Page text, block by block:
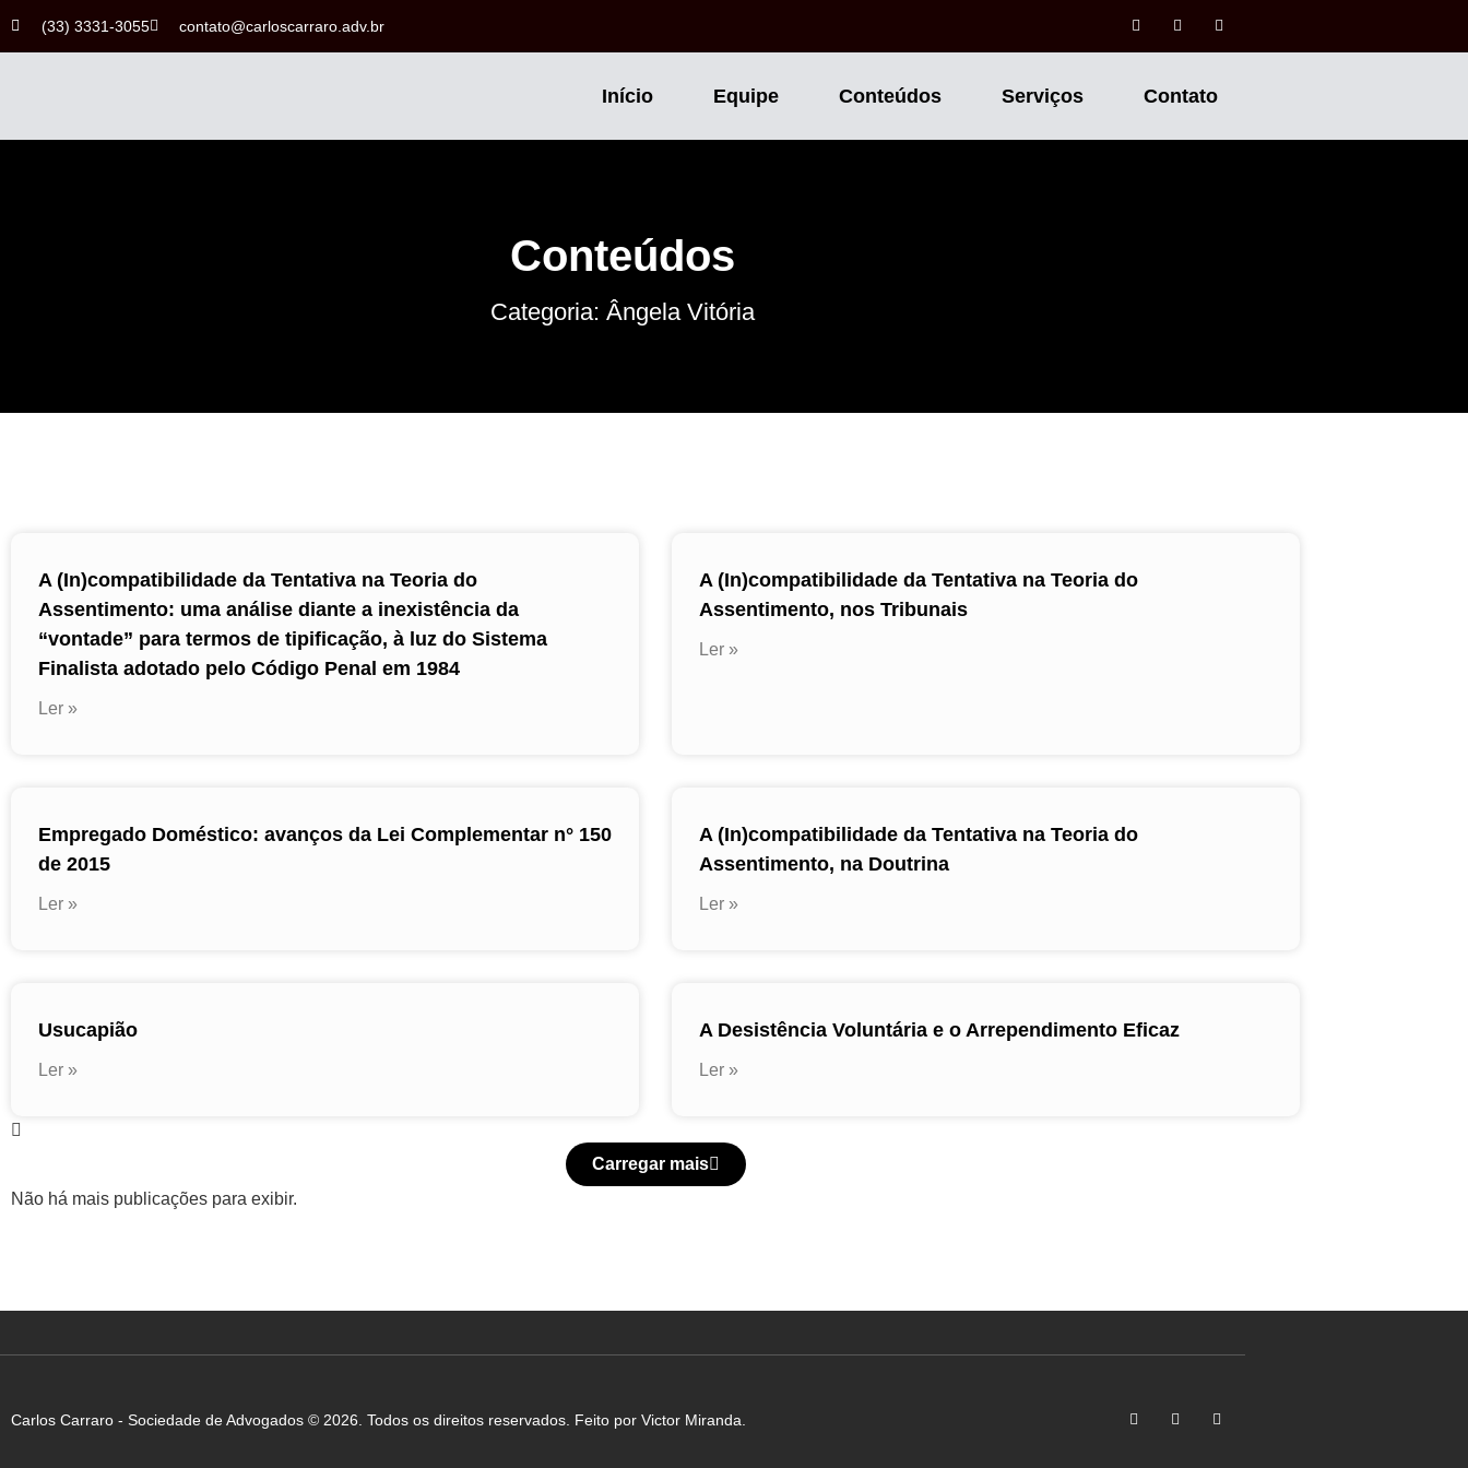
(33) 3331-3055 contato@carloscarraro.adv.br
Início Equipe Conteúdos Serviços Contato
Conteúdos
Categoria: Ângela Vitória
A (In)compatibilidade da Tentativa na Teoria do
Assentimento: uma análise diante a inexistência da
“vontade” para termos de tipificação, à luz do Sistema
Finalista adotado pelo Código Penal em 1984
Ler »
A (In)compatibilidade da Tentativa na Teoria do
Assentimento, nos Tribunais
Ler »
Empregado Doméstico: avanços da Lei Complementar n° 150
de 2015
Ler »
A (In)compatibilidade da Tentativa na Teoria do
Assentimento, na Doutrina
Ler »
Usucapião
Ler »
A Desistência Voluntária e o Arrependimento Eficaz
Ler »
Carregar mais
Não há mais publicações para exibir.
Carlos Carraro - Sociedade de Advogados © 2026. Todos os direitos reservados. Feito por Victor Miranda.